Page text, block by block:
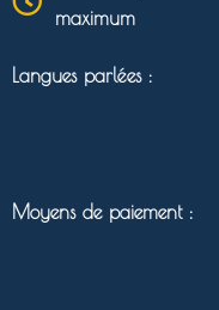
maximum
Langues parlées :
Moyens de paiement :